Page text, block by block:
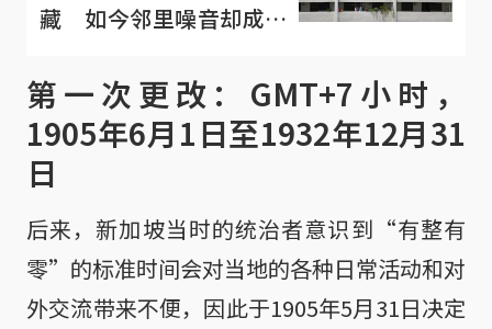
藏 如今邻里噪音却成了
第一次更改：GMT+7小时，
1905年6月1日至1932年12月31
日
后来，新加坡当时的统治者意识到“有整有
零”的标准时间会对当地的各种日常活动和对
外交流带来不便，因此于1905年5月31日决定